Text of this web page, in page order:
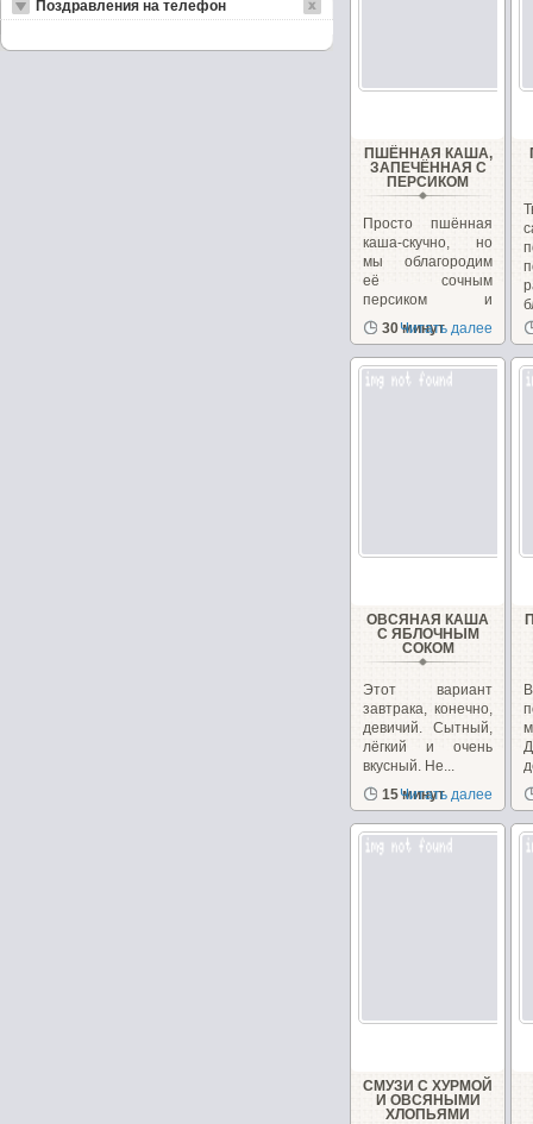
ПШЁННАЯ КАША,
ЗАПЕЧЁННАЯ С
ПЕРСИКОМ
Просто пшённая
каша-скучно, но
мы облагородим
её сочным
персиком и
преподнесём...
30 минут
Читать далее
ОВСЯНАЯ КАША
С ЯБЛОЧНЫМ
СОКОМ
Этот вариант
завтрака, конечно,
девичий. Сытный,
лёгкий и очень
вкусный. Не...
15 минут
Читать далее
СМУЗИ С ХУРМОЙ
И ОВСЯНЫМИ
ХЛОПЬЯМИ
Поздравления на телефон